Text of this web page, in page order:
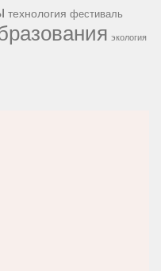
технология фестиваль
экология